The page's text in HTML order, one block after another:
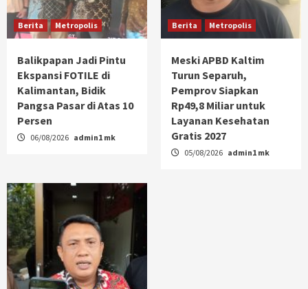
Berita Metropolis
Balikpapan Jadi Pintu
Ekspansi FOTILE di
Kalimantan, Bidik
Pangsa Pasar di Atas 10
Persen
06/08/2026 admin1 mk
Berita Metropolis
Meski APBD Kaltim
Turun Separuh,
Pemprov Siapkan
Rp49,8 Miliar untuk
Layanan Kesehatan
Gratis 2027
05/08/2026 admin1 mk